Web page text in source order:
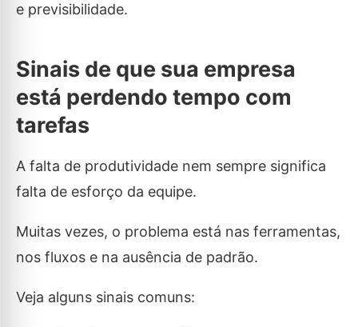
e previsibilidade.
Sinais de que sua empresa
está perdendo tempo com
tarefas
A falta de produtividade nem sempre significa
falta de esforço da equipe.
Muitas vezes, o problema está nas ferramentas,
nos fluxos e na ausência de padrão.
Veja alguns sinais comuns: